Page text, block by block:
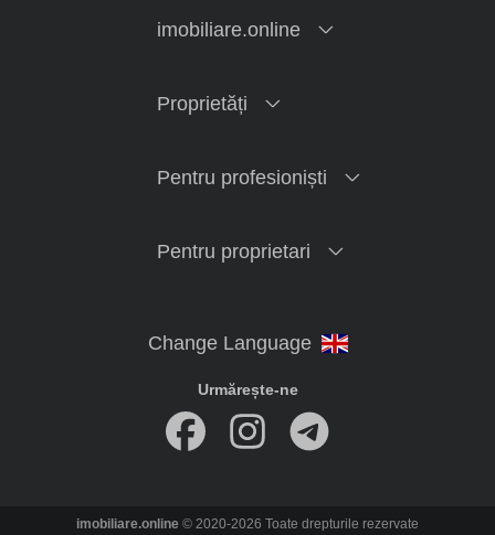
imobiliare.online
Proprietăți
Pentru profesioniști
Pentru proprietari
Urmărește-ne
imobiliare.online © 2020-2026 Toate drepturile rezervate